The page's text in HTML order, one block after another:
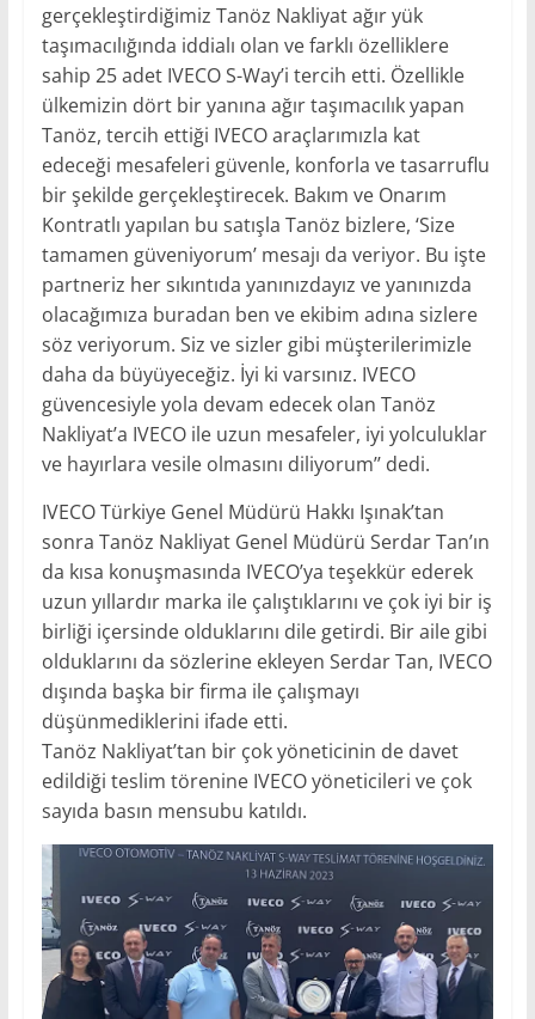
gerçekleştirdiğimiz Tanöz Nakliyat ağır yük
taşımacılığında iddialı olan ve farklı özelliklere
sahip 25 adet IVECO S-Way’i tercih etti. Özellikle
ülkemizin dört bir yanına ağır taşımacılık yapan
Tanöz, tercih ettiği IVECO araçlarımızla kat
edeceği mesafeleri güvenle, konforla ve tasarruflu
bir şekilde gerçekleştirecek. Bakım ve Onarım
Kontratlı yapılan bu satışla Tanöz bizlere, ‘Size
tamamen güveniyorum’ mesajı da veriyor. Bu işte
partneriz her sıkıntıda yanınızdayız ve yanınızda
olacağımıza buradan ben ve ekibim adına sizlere
söz veriyorum. Siz ve sizler gibi müşterilerimizle
daha da büyüyeceğiz. İyi ki varsınız. IVECO
güvencesiyle yola devam edecek olan Tanöz
Nakliyat’a IVECO ile uzun mesafeler, iyi yolculuklar
ve hayırlara vesile olmasını diliyorum’’ dedi.
IVECO Türkiye Genel Müdürü Hakkı Işınak’tan
sonra Tanöz Nakliyat Genel Müdürü Serdar Tan’ın
da kısa konuşmasında IVECO’ya teşekkür ederek
uzun yıllardır marka ile çalıştıklarını ve çok iyi bir iş
birliği içersinde olduklarını dile getirdi. Bir aile gibi
olduklarını da sözlerine ekleyen Serdar Tan, IVECO
dışında başka bir firma ile çalışmayı
düşünmediklerini ifade etti.
Tanöz Nakliyat’tan bir çok yöneticinin de davet
edildiği teslim törenine IVECO yöneticileri ve çok
sayıda basın mensubu katıldı.